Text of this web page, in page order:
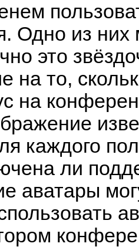
Одно из них
это
на то,
на
каждого
ли
аватары